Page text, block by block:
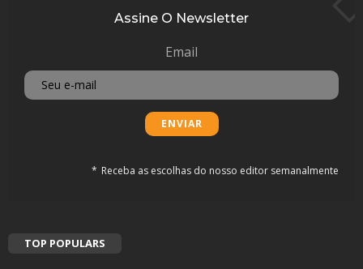
Assine O Newsletter
Email
Receba as escolhas do nosso editor semanalmente
TOP POPULARS